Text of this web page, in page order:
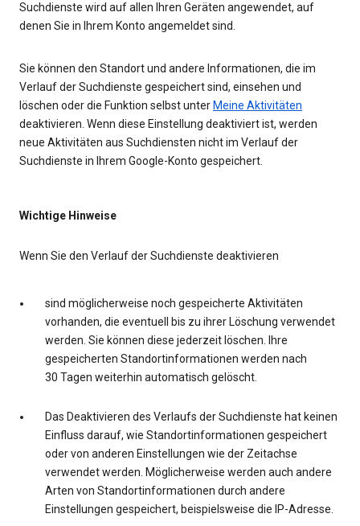
Suchdienste wird auf allen Ihren Geräten angewendet, auf
denen Sie in Ihrem Konto angemeldet sind.
Sie können den Standort und andere Informationen, die im
Verlauf der Suchdienste gespeichert sind, einsehen und
löschen oder die Funktion selbst unter Meine Aktivitäten
deaktivieren. Wenn diese Einstellung deaktiviert ist, werden
neue Aktivitäten aus Suchdiensten nicht im Verlauf der
Suchdienste in Ihrem Google-Konto gespeichert.
Wichtige Hinweise
Wenn Sie den Verlauf der Suchdienste deaktivieren
sind möglicherweise noch gespeicherte Aktivitäten
vorhanden, die eventuell bis zu ihrer Löschung verwendet
werden. Sie können diese jederzeit löschen. Ihre
gespeicherten Standortinformationen werden nach
30 Tagen weiterhin automatisch gelöscht.
Das Deaktivieren des Verlaufs der Suchdienste hat keinen
Einfluss darauf, wie Standortinformationen gespeichert
oder von anderen Einstellungen wie der Zeitachse
verwendet werden. Möglicherweise werden auch andere
Arten von Standortinformationen durch andere
Einstellungen gespeichert, beispielsweise die IP-Adresse.